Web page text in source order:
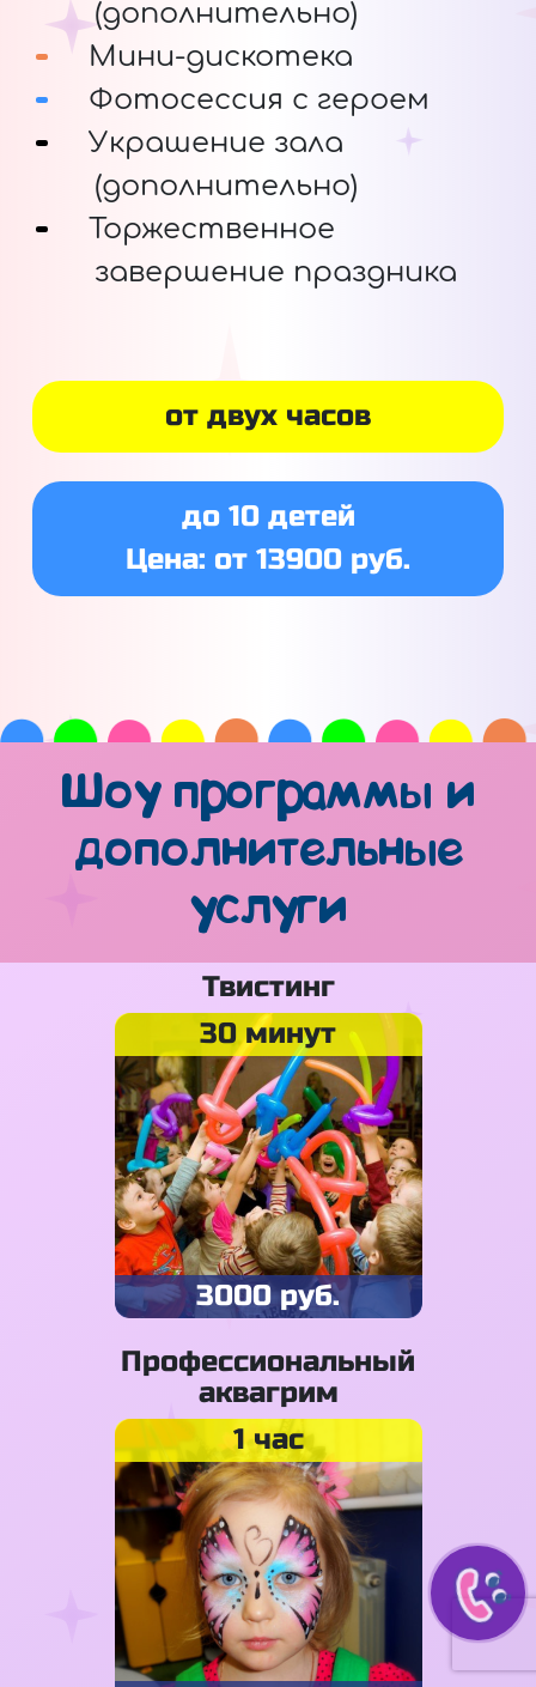
(дополнительно)
Мини-дискотека
Фотосессия с героем
Украшение зала
(дополнительно)
Торжественное
завершение праздника
от двух часов
до 10 детей
Цена: от 13900 руб.
Шоу программы и
дополнительные
услуги
Твистинг
30 минут
3000 руб.
Профессиональный
аквагрим
1 час